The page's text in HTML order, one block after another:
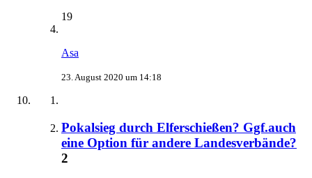
19
Asa
23. August 2020 um 14:18
Pokalsieg durch Elferschießen? Ggf.auch
eine Option für andere Landesverbände?
2